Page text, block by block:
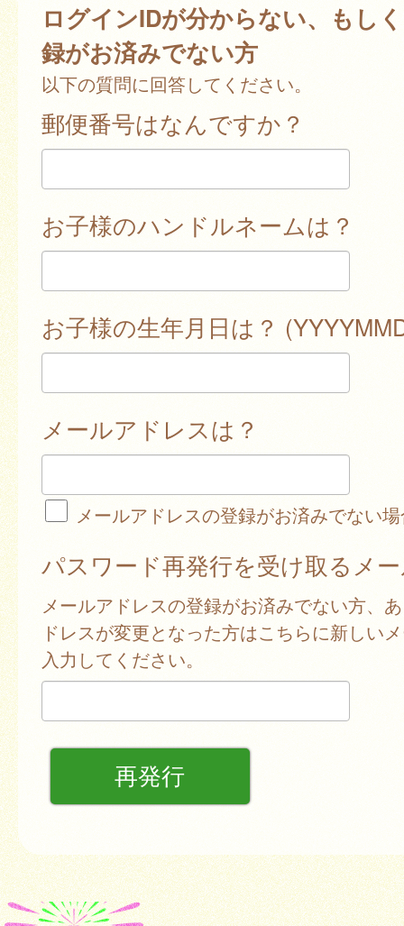
ログインIDが分からない、もし
録がお済みでない方
以下の質問に回答してください。
郵便番号はなんですか？
お子様のハンドルネームは？
お子様の生年月日は？
メールアドレスは？
メールアドレスの登録がお済みでない
パスワード再発行を受け取るメ
メールアドレスの登録がお済みでない方、
ドレスが変更となった方はこちらに新しい
入力してください。